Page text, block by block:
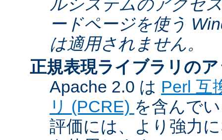
ルシステムのアクセ
ードページを使う
は適用されません。
正規表現ライブラリの
Apache 2.0 は Perl 互
リ (PCRE) を含んで
評価には、より強力